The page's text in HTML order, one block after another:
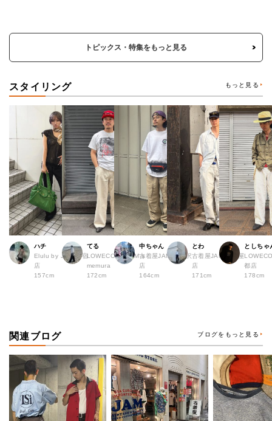
トピックス・特集をもっと見る
スタイリング もっと見る
ハチ
Elulu by JAM 原宿
店
157cm
てる
LOWECO by JAM a
memura
172cm
中ちゃん
古着屋JAM 下北沢
店
164cm
とわ
古着屋JAM 名古屋
店
171cm
としちゃ
都店
178cm
関連ブログ ブログをもっと見る